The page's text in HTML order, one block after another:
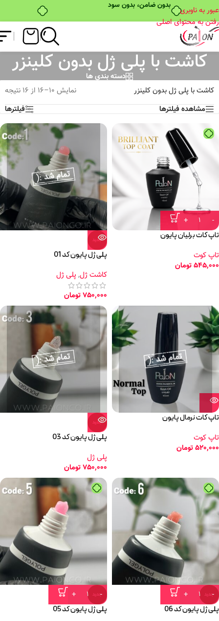
بدون ضامن، بدون سود
عبور به ناوبری
رفتن به محتوای اصلی
کاشت با پلی ژل بدون کلینزر
دسته بندی ها
کاشت با پلی ژل بدون کلینزر
نمایش 10–16 از 16 نتیجه
مشاهده فیلترها
فیلترها
تاپ کات برلیان پایون
تاپ کوت
545,000تومان
جدید
پلی ژل پایون کد 01
کاشت ژل, پلی ژل
750,000تومان
تاپ کات نرمال پایون
تاپ کوت
520,000تومان
جدید
پلی ژل پایون کد 03
پلی ژل
750,000تومان
جدید
پلی ژل پایون کد 06
جدید
پلی ژل پایون کد 05